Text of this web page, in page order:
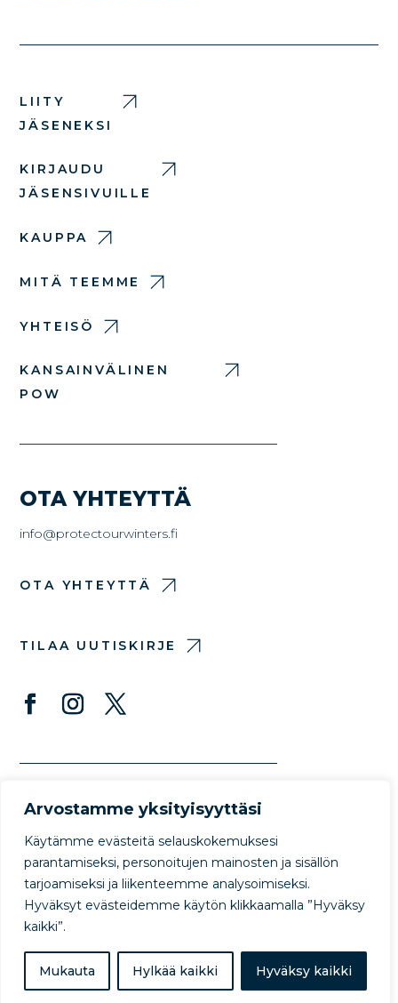
Arvostamme yksityisyyttäsi
Käytämme evästeitä selauskokemuksesi
parantamiseksi, personoitujen mainosten ja sisällön
tarjoamiseksi ja liikenteemme analysoimiseksi.
Hyväksyt evästeidemme käytön klikkaamalla ”Hyväksy
kaikki”.
Mukauta Hylkää kaikki Hyväksy kaikki
LIITY
JÄSENEKSI
KIRJAUDU
JÄSENSIVUILLE
KAUPPA
MITÄ TEEMME
YHTEISÖ
KANSAINVÄLINEN
POW
OTA YHTEYTTÄ
info@protectourwinters.fi
OTA YHTEYTTÄ
TILAA UUTISKIRJE
© Copyright Protect Our Winters 2022
Privacy Policy